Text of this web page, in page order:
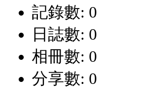
記錄數: 0
日誌數: 0
相冊數: 0
分享數: 0